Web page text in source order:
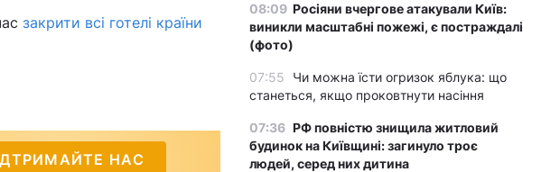
закрити всі готелі країни
НАС
08:09 Росіяни вчергове атакували Київ:
виникли масштабні пожежі, є постраждалі
(фото)
07:55
Чи можна їсти огризок яблука: що
станеться, якщо проковтнути насіння
07:36 РФ повністю знищила житловий
будинок на Київщині: загинуло троє
людей, серед них дитина